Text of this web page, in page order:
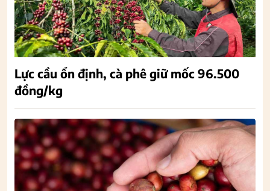
Lực cầu ổn định, cà phê giữ mốc 96.500
đồng/kg